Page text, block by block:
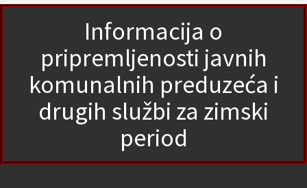
Informacija o
pripremljenosti javnih
komunalnih preduzeća i
drugih službi za zimski
period